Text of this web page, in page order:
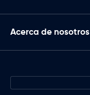
Acerca de nosotros